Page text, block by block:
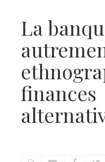
La
finances